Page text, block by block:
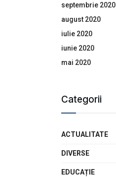
septembrie 2020
august 2020
iulie 2020
iunie 2020
mai 2020
Categorii
ACTUALITATE
DIVERSE
EDUCAȚIE